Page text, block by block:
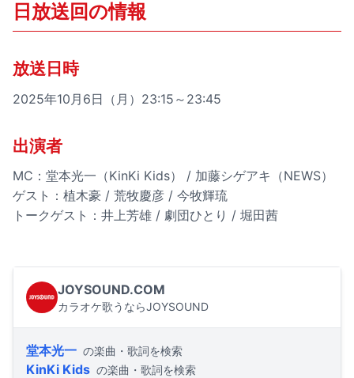
日放送回の情報
放送日時
2025年10月6日（月）23:15～23:45
出演者
MC：堂本光一（KinKi Kids） / 加藤シゲアキ（NEWS）
ゲスト：植木豪 / 荒牧慶彦 / 今牧輝琉
トークゲスト：井上芳雄 / 劇団ひとり / 堀田茜
JOYSOUND.COM
カラオケ歌うならJOYSOUND
堂本光一 の楽曲・歌詞を検索
KinKi Kids の楽曲・歌詞を検索